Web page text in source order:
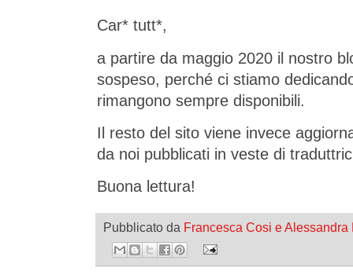
Car* tutt*,
a partire da maggio 2020 il nostro
sospeso, perché ci stiamo
rimangono sempre disponibili.
Il resto del sito viene invece
da noi pubblicati in veste di
Buona lettura!
Pubblicato da Francesca Cosi e Alessandra